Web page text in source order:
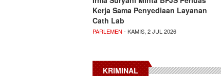
Kerja Sama Penyediaan Layanan
Cath Lab
PARLEMEN - KAMIS, 2 JUL 2026
KRIMINAL